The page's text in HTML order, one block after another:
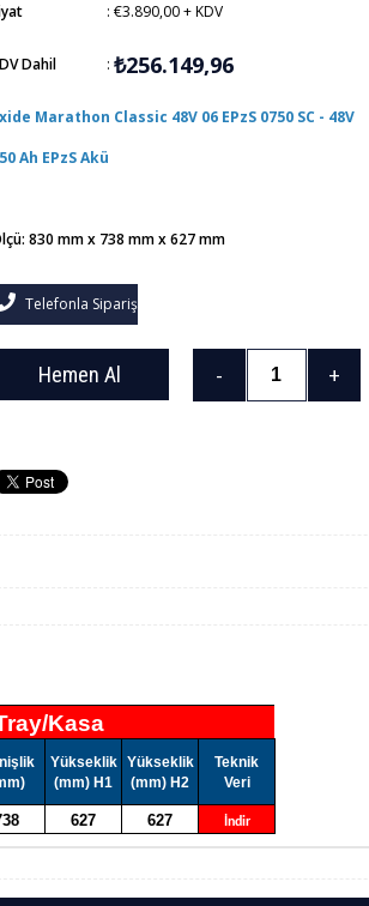
: €3.890,00+ KDV
Dahil : ₺256.149,96
Marathon Classic 48V 06 EPzS 0750 SC - 48V
Ah EPzS Akü
830 mm x 738 mm x 627 mm
Telefonla Sipariş
Kasa
Yükseklik
(mm) H1
Yükseklik
(mm) H2
Teknik
Veri
627 627 İndir